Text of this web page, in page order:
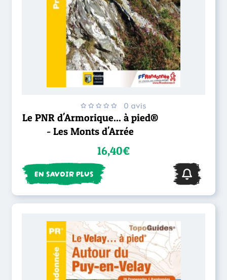
0 avis
Le PNR d'Armorique... à pied®
- Les Monts d'Arrée
16,40€
EN SAVOIR PLUS